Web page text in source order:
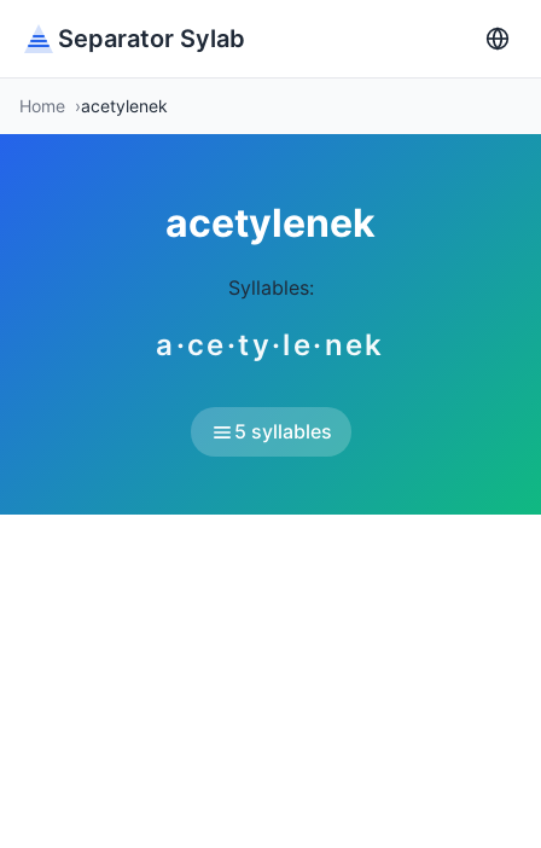
Separator Sylab
Home acetylenek
acetylenek
Syllables:
a·ce·ty·le·nek
5 syllables